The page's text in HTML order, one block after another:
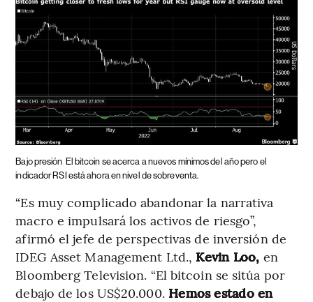
Bajo presión El bitcoin se acerca a nuevos mínimos del año pero el
indicador RSI está ahora en nivel de sobreventa.
“Es muy complicado abandonar la narrativa
macro e impulsará los activos de riesgo”,
afirmó el jefe de perspectivas de inversión de
IDEG Asset Management Ltd., Kevin Loo, en
Bloomberg Television. “El bitcoin se sitúa por
debajo de los US$20.000.Hemos estado en